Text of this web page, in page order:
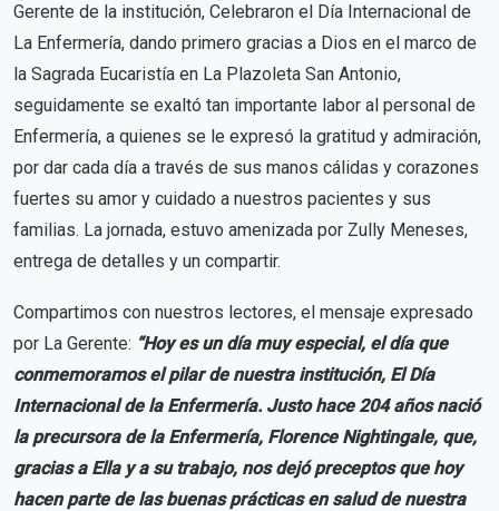
Gerente de la institución, Celebraron el Día Internacional de
La Enfermería, dando primero gracias a Dios en el marco de
la Sagrada Eucaristía en La Plazoleta San Antonio,
seguidamente se exaltó tan importante labor al personal de
Enfermería, a quienes se le expresó la gratitud y admiración,
por dar cada día a través de sus manos cálidas y corazones
fuertes su amor y cuidado a nuestros pacientes y sus
familias. La jornada, estuvo amenizada por Zully Meneses,
entrega de detalles y un compartir.
Compartimos con nuestros lectores, el mensaje expresado
por La Gerente: “Hoy es un día muy especial, el día que
conmemoramos el pilar de nuestra institución, El Día
Internacional de la Enfermería. Justo hace 204 años nació
la precursora de la Enfermería, Florence Nightingale, que,
gracias a Ella y a su trabajo, nos dejó preceptos que hoy
hacen parte de las buenas prácticas en salud de nuestra